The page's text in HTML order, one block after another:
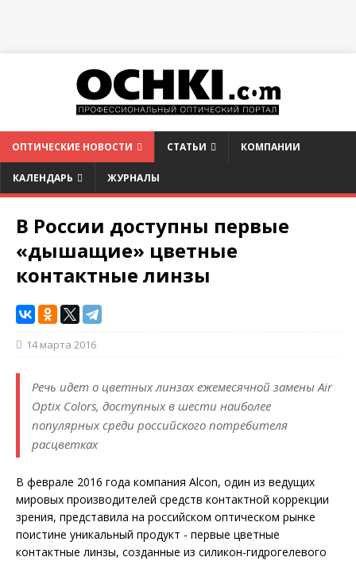
ОПТИЧЕСКИЕ НОВОСТИ СТАТЬИ КОМПАНИИ
КАЛЕНДАРЬ ЖУРНАЛЫ
В России доступны первые
«дышащие» цветные
контактные линзы
14 марта 2016
Речь идет о цветных линзах ежемесячной замены Air
Optix Colors, доступных в шести наиболее
популярных среди российского потребителя
расцветках
В феврале 2016 года компания Alcon, один из ведущих
мировых производителей средств контактной коррекции
зрения, представила на российском оптическом рынке
поистине уникальный продукт - первые цветные
контактные линзы, созданные из силикон-гидрогелевого